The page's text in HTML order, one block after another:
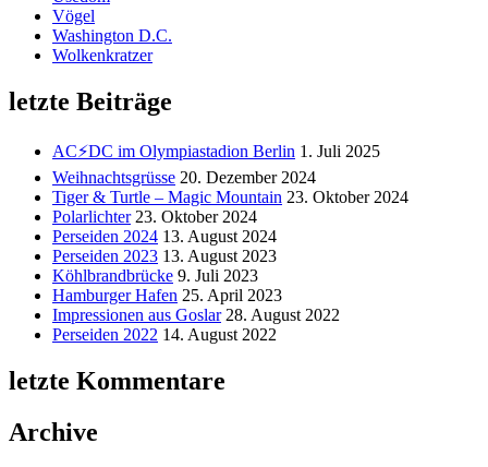
Vögel
Washington D.C.
Wolkenkratzer
letzte Beiträge
AC⚡️DC im Olympiastadion Berlin 1. Juli 2025
Weihnachtsgrüsse 20. Dezember 2024
Tiger & Turtle – Magic Mountain 23. Oktober 2024
Polarlichter 23. Oktober 2024
Perseiden 2024 13. August 2024
Perseiden 2023 13. August 2023
Köhlbrandbrücke 9. Juli 2023
Hamburger Hafen 25. April 2023
Impressionen aus Goslar 28. August 2022
Perseiden 2022 14. August 2022
letzte Kommentare
Archive